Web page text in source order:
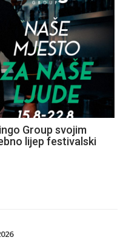
Group svojim
lijep festivalski